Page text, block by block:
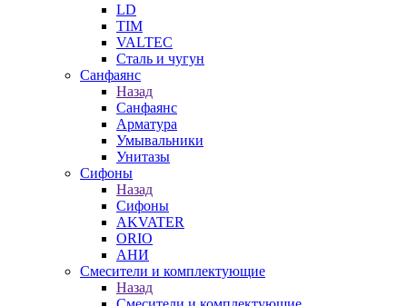
LD
TIM
VALTEC
Сталь и чугун
Санфаянс
Назад
Санфаянс
Арматура
Умывальники
Унитазы
Сифоны
Назад
Сифоны
AKVATER
ORIO
АНИ
Смесители и комплектующие
Назад